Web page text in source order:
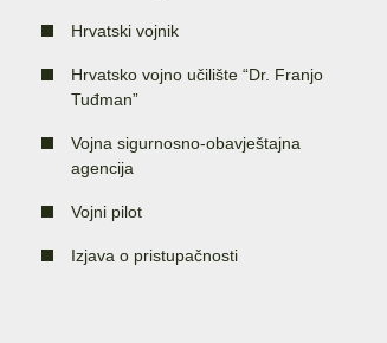
Hrvatski vojnik
Hrvatsko vojno učilište “Dr. Franjo
Tuđman”
Vojna sigurnosno-obavještajna
agencija
Vojni pilot
Izjava o pristupačnosti